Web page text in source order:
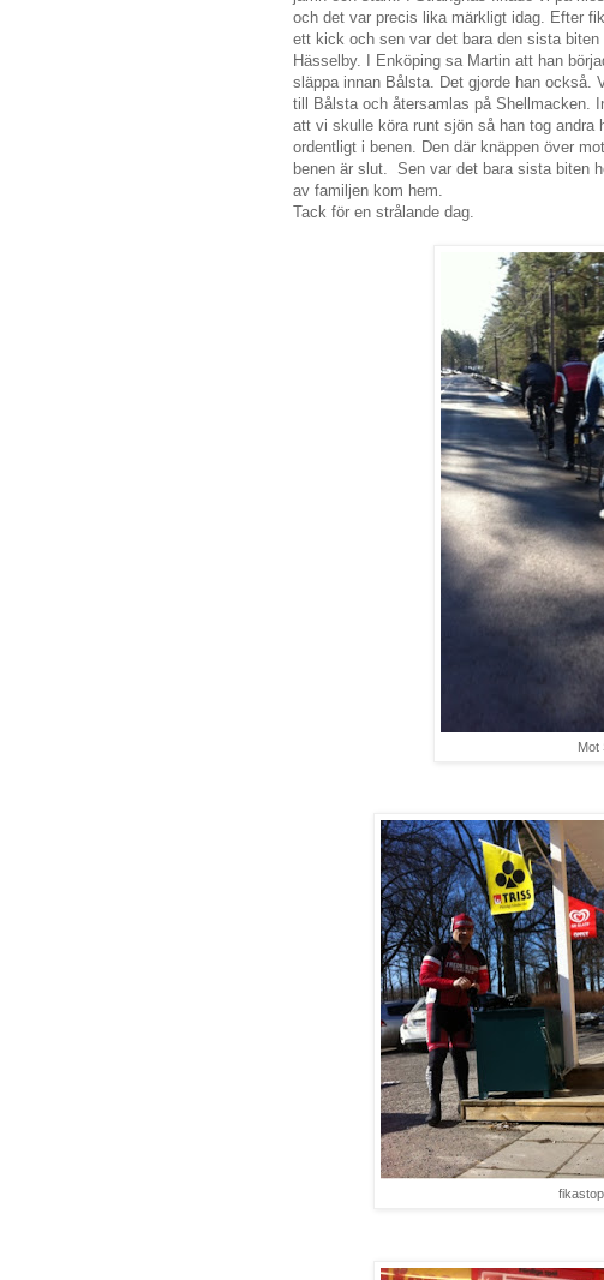
och det var precis lika märkligt idag. Efter
ett kick och sen var det bara den sista
Hässelby. I Enköping sa Martin att han
släppa innan Bålsta. Det gjorde han också.
till Bålsta och återsamlas på Shellmacken.
att vi skulle köra runt sjön så han tog
ordentligt i benen. Den där knäppen över
benen är slut. Sen var det bara sista biten
av familjen kom hem.
Tack för en strålande dag.
Mot